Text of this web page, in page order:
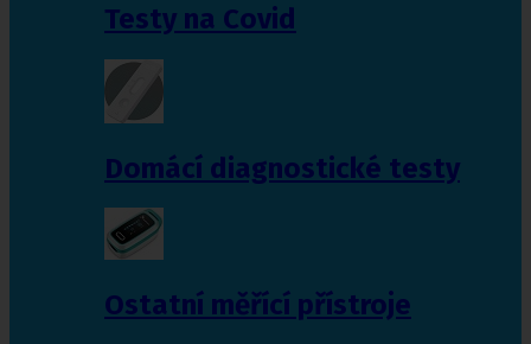
Testy na Covid
Domácí diagnostické testy
Ostatní měřící přístroje